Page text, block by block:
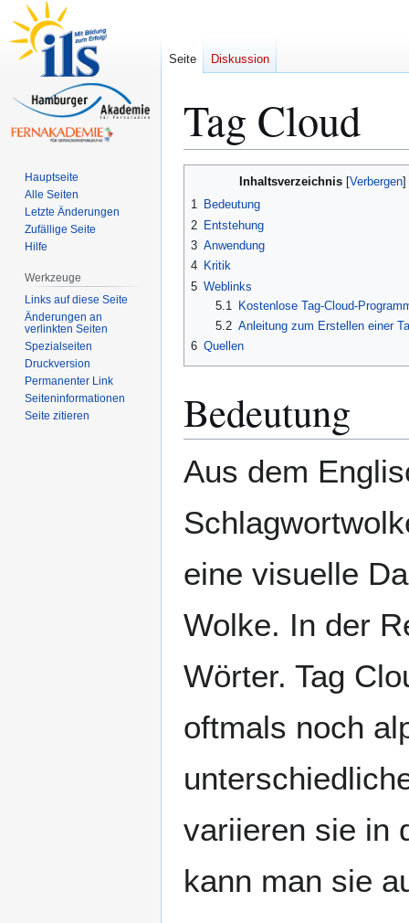
Tag Cloud
Inhaltsverzeichnis
1 Bedeutung
2 Entstehung
3 Anwendung
4 Kritik
5 Weblinks
5.1
Kostenlose Tag-Cloud-
5.2 Anleitung zum Erstellen einer
6 Quellen
Bedeutung
Aus dem
eine visuelle
Wolke. In der
Wörter. Tag
oftmals noch
variieren sie in
kann man sie
Seite Diskussion
Hauptseite
Alle Seiten
Letzte Änderungen
Zufällige Seite
Hilfe
Werkzeuge
Links auf diese Seite
Änderungen an
verlinkten Seiten
Spezialseiten
Druckversion
Permanenter Link
Seiten­­informationen
Seite zitieren